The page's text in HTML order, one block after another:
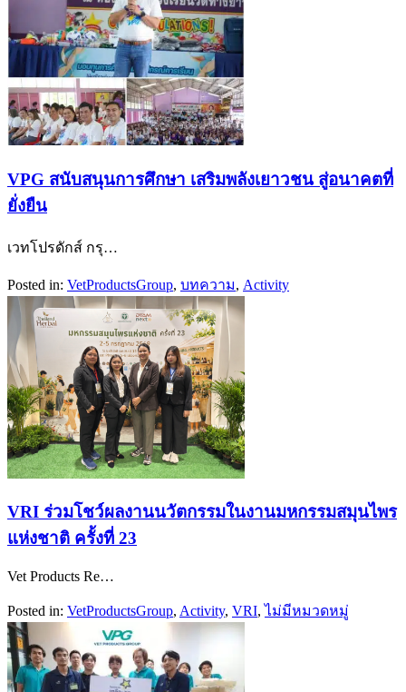
VPG สนับสนุนการศึกษา เสริมพลังเยาวชน สู่อนาคตที่
ยั่งยืน
เวทโปรดักส์ กรุ…
Posted in: Vet​Products​Group​, บทความ, Activity
VRI ร่วมโชว์ผลงานนวัตกรรมในงานมหกรรมสมุนไพร
แห่งชาติ ครั้งที่ 23
Vet Products Re…
Posted in: Vet​Products​Group​, Activity, VRI,ไม่มีหมวดหมู่